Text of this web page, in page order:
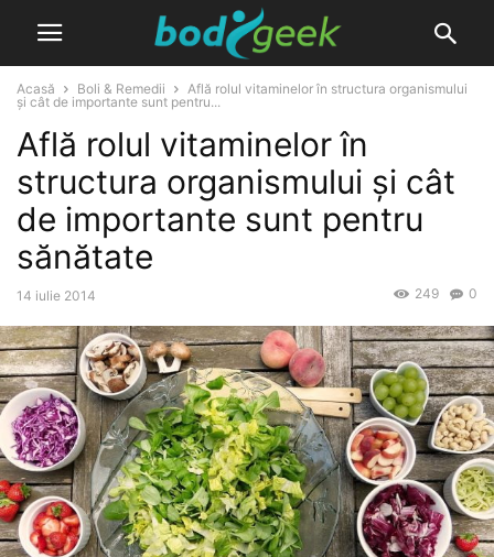
Acasă Boli & Remedii
Află rolul vitaminelor în structura organismului
și cât de importante sunt pentru...
Află rolul vitaminelor în
structura organismului și cât
de importante sunt pentru
sănătate
14 iulie 2014 0
249